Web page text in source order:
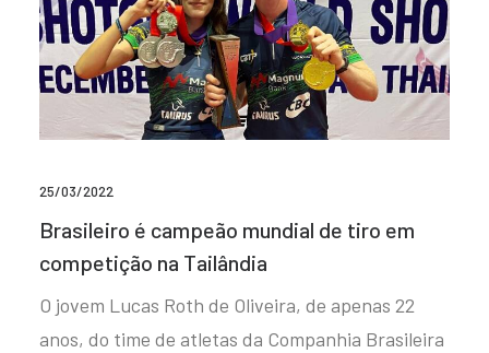
25/03/2022
Brasileiro é campeão mundial de tiro em
competição na Tailândia
O jovem Lucas Roth de Oliveira, de apenas 22
anos, do time de atletas da Companhia Brasileira